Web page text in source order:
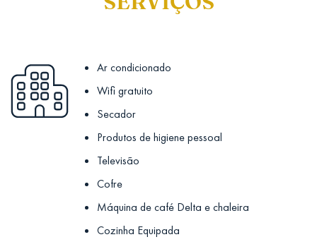
Ar condicionado
Wifi gratuito
Secador
Produtos de higiene pessoal
Televisão
Cofre
Máquina de café Delta e chaleira
Cozinha Equipada